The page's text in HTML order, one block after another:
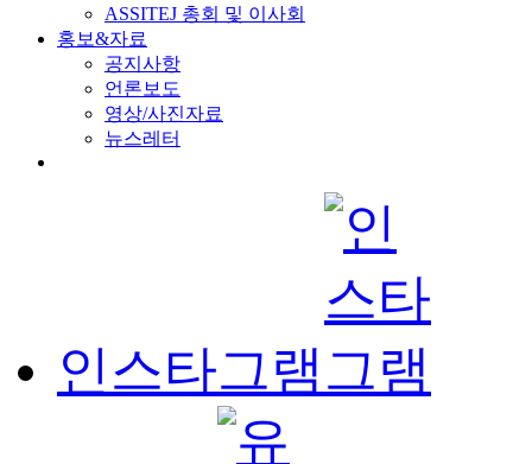
ASSITEJ 총회 및 이사회
홍보&자료
공지사항
언론보도
영상/사진자료
뉴스레터
인스타그램